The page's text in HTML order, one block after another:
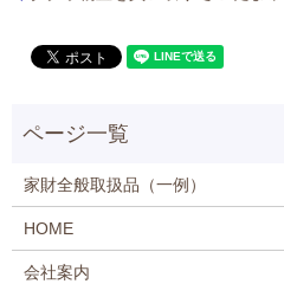
家財全般取扱品（一例）
HOME
会社案内